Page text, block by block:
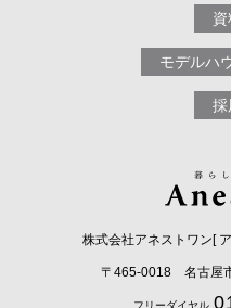
モデルハ
採
株式会社アネストワン[
〒465-0018 名古屋
フリーダイヤル